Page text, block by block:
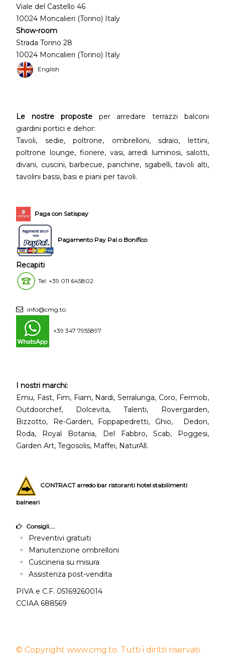
Viale del Castello 46
10024 Moncalieri (Torino) Italy
Show-room
Strada Torino 28
10024 Moncalieri (Torino) Italy
English
Le nostre proposteper arredare terrazzi balconi
giardini portici e dehor:
Tavoli, sedie, poltrone, ombrelloni, sdraio, lettini,
poltrone lounge, fioriere, vasi, arredi luminosi, salotti,
divani, cuscini, barbecue, panchine, sgabelli, tavoli alti,
tavolini bassi, basi e piani per tavoli.
Paga con Satispay
Pagamento Pay Pal o Bonifico
Recapiti
Tel: +39 011 645802
info@cmg.to
+39 347 7955897
I nostri marchi:
Emu, Fast, Fim, Fiam, Nardi, Serralunga, Coro, Fermob,
Outdoorchef, Dolcevita, Talenti, Rovergarden,
Bizzotto, Re-Garden, Foppapedretti, Ghio, Dedon,
Roda, Royal Botania, Del Fabbro, Scab, Poggesi,
Garden Art, Tegosolis, Maffei, NaturAll.
CONTRACT arredo bar ristoranti hotel stabilimenti
balneari
Consigli....
Preventivi gratuiti
Manutenzione ombrelloni
Cuscineria su misura
Assistenza post-vendita
PIVA e C.F. 05169260014
CCIAA 688569
© Copyright www.cmg.to. Tutti i diritti riservati.